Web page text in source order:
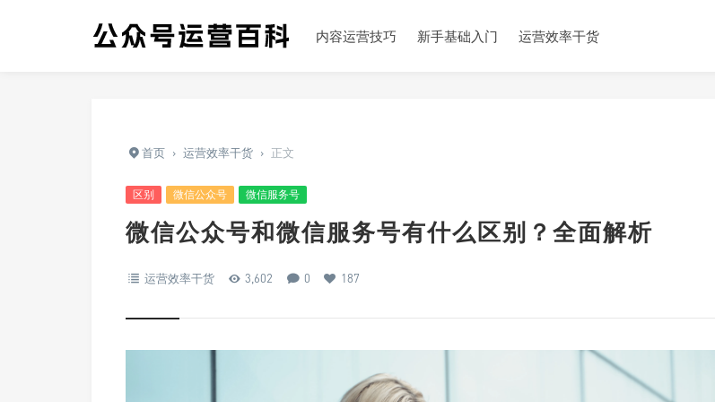
内容运营技巧 新手基础入门 运营效率干货
首页 › 运营效率干货 › 正文
区别 微信公众号 微信服务号
微信公众号和微信服务号有什么区别？全面解析
运营效率干货 3,602 0 187